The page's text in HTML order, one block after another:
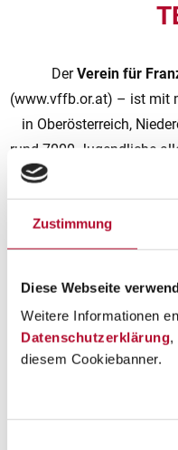
Zustimmung
Diese Webseite
Weitere Informationen
Datenschutzerklärung,
diesem Cookiebanner.
DerVerein für
(www.vffb.or.at) – ist mit
in Oberösterreich,
rund 7000 Jugendliche
von Ordens-
Oberösterreich
suchen